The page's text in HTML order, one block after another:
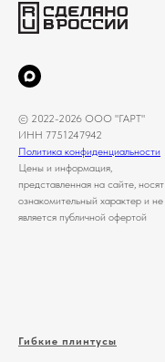
© 2022-2026 ООО "ГАРТ"
ИНН 7751247942
Политика конфиденциальности
Цены и информация,
представленная на сайте, носят
ознакомительный характер и не
является публичной офертой
Гибкие плинтусы